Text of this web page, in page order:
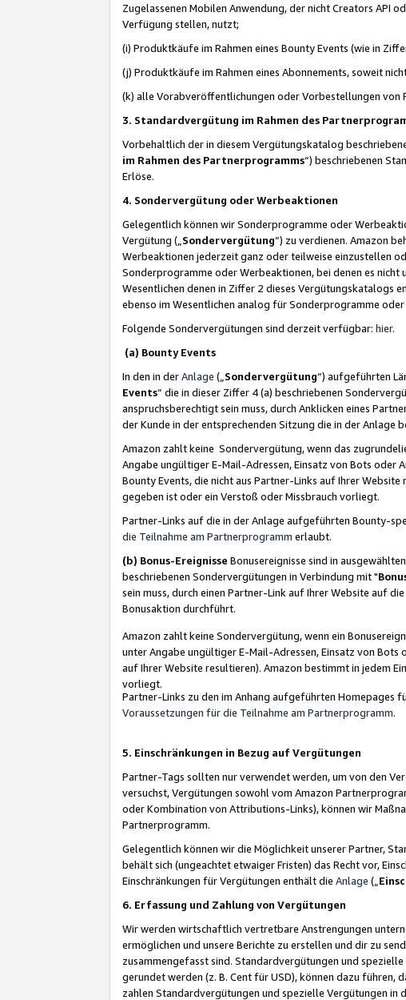
Zugelassenen Mobilen Anwendung, der nicht Creators API
Verfügung stellen, nutzt;
(i) Produktkäufe im Rahmen eines Bounty Events (wie in
(j) Produktkäufe im Rahmen eines Abonnements, soweit
(k) alle Vorabveröffentlichungen oder Vorbestellungen
3. Standardvergütung im Rahmen des
Vorbehaltlich der in diesem Vergütungskatalog
im Rahmen des Partnerprogramms“) beschriebenen
Erlöse.
4. Sondervergütung oder Werbeaktionen
Gelegentlich können wir Sonderprogramme oder
Vergütung („ Sondervergütung”) zu verdienen. Amazon
Werbeaktionen jederzeit ganz oder teilweise einzustellen
Sonderprogramme oder Werbeaktionen, bei denen es
Wesentlichen denen in Ziffer 2 dieses Vergütungskatalogs
ebenso im Wesentlichen analog für Sonderprogramme
Folgende Sondervergütungen sind derzeit verfügbar: hier.
(a) Bounty Events
In den in derAnlage („ Sondervergütung“) aufgeführten
Events“ die in dieser Ziffer 4 (a) beschriebenen
anspruchsberechtigt sein muss, durch Anklicken eines
der Kunde in der entsprechenden Sitzung die in der Anlage
Amazon zahlt keine Sondervergütung, wenn das
Angabe ungültiger E-Mail-Adressen, Einsatz von Bots oder
Bounty Events, die nicht aus Partner-Links auf Ihrer
gegeben ist oder ein Verstoß oder Missbrauch vorliegt.
Partner-Links auf die in der Anlage aufgeführten Bounty-
die Teilnahme am Partnerprogramm erlaubt.
(b) Bonus-Ereignisse Bonusereignisse sind in
beschriebenen Sondervergütungen in Verbindung mit "
sein muss, durch einen Partner-Link auf Ihrer Website auf
Bonusaktion durchführt.
Amazon zahlt keine Sondervergütung, wenn ein
unter Angabe ungültiger E-Mail-Adressen, Einsatz von
auf Ihrer Website resultieren). Amazon bestimmt in jedem
vorliegt.
Partner-Links zu den im Anhang aufgeführten Homepages
Voraussetzungen für die Teilnahme am Partnerprogramm.
5. Einschränkungen in Bezug auf Vergütungen
Partner-Tags sollten nur verwendet werden, um von den
versuchst, Vergütungen sowohl vom Amazon
oder Kombination von Attributions-Links), können wir
Partnerprogramm.
Gelegentlich können wir die Möglichkeit unserer Partner,
behält sich (ungeachtet etwaiger Fristen) das Recht vor,
Einschränkungen für Vergütungen enthält die Anlage („
6. Erfassung und Zahlung von Vergütungen
Wir werden wirtschaftlich vertretbare Anstrengungen
ermöglichen und unsere Berichte zu erstellen und dir zu
zusammengefasst sind. Standardvergütungen und
gerundet werden (z. B. Cent für USD), können dazu
zahlen Standardvergütungen und spezielle Vergütungen in